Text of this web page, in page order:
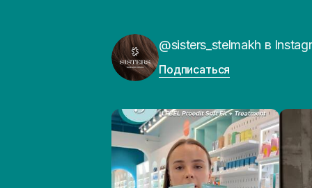
@sisters_stelmakh в
Подписаться